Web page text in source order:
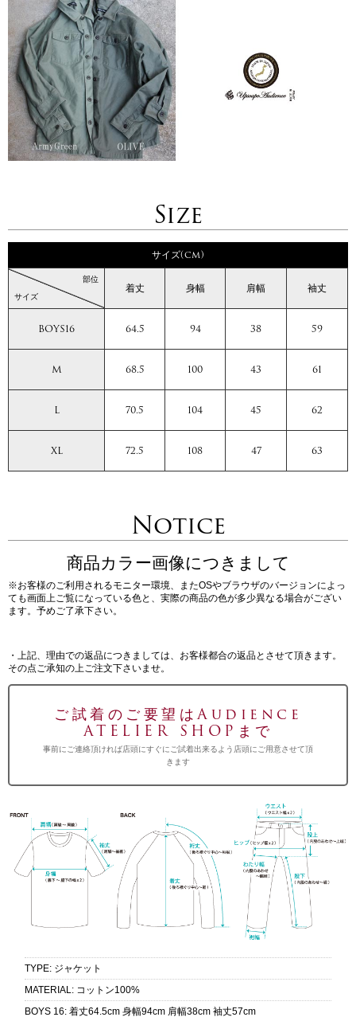
Size
サイズ(cm)
サイズ
部位
着丈 身幅 肩幅 袖丈
BOYS16 64.5 94 38 59
M 68.5 100 43 61
L 70.5 104 45 62
XL 72.5 108 47 63
Notice
商品カラー画像につきまして
※お客様のご利用されるモニター環境、またOSやブラウザのバージョンによっ
ても画面上ご覧になっている色と、実際の商品の色が多少異なる場合がござい
ます。予めご了承下さい。
・上記、理由での返品につきましては、お客様都合の返品とさせて頂きます。
その点ご承知の上ご注文下さいませ。
ご試着のご要望はAudience
ATELIER SHOPまで
事前にご連絡頂ければ店頭にすぐにご試着出来るよう店頭にご用意させて頂
きます
TYPE: ジャケット
MATERIAL: コットン100%
BOYS 16: 着丈64.5cm 身幅94cm 肩幅38cm 袖丈57cm